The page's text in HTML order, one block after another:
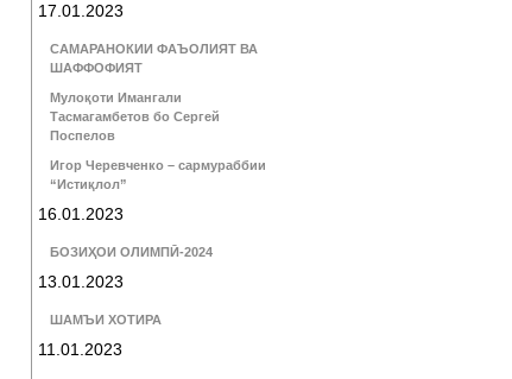
17.01.2023
САМАРАНОКИИ ФАЪОЛИЯТ ВА
ШАФФОФИЯТ
Мулоқоти Имангали
Тасмагамбетов бо Сергей
Поспелов
Игор Черевченко – сармураббии
“Истиқлол”
16.01.2023
БОЗИҲОИ ОЛИМПӢ-2024
13.01.2023
ШАМЪИ ХОТИРА
11.01.2023